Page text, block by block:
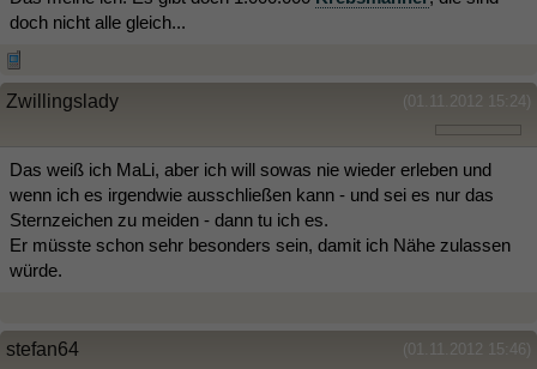
doch nicht alle gleich...
(01.11.2012 15:24)
Zwillingslady
Das weiß ich MaLi, aber ich will sowas nie wieder erleben und
wenn ich es irgendwie ausschließen kann - und sei es nur das
Sternzeichen zu meiden - dann tu ich es.
Er müsste schon sehr besonders sein, damit ich Nähe zulassen
würde.
(01.11.2012 15:46)
stefan64